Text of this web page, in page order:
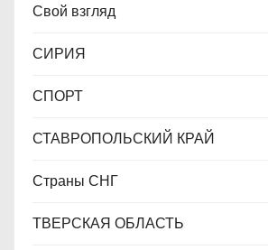
Свой взгляд
СИРИЯ
СПОРТ
СТАВРОПОЛЬСКИЙ КРАЙ
Страны СНГ
ТВЕРСКАЯ ОБЛАСТЬ